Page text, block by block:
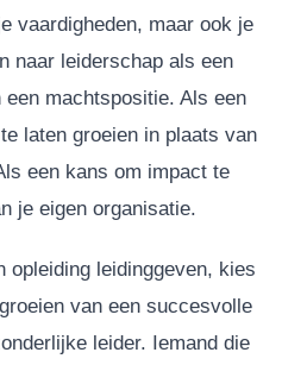
vaardigheden, maar ook je
naar leiderschap als een
machtspositie. Als een
laten groeien in plaats van
een kans om impact te
je eigen organisatie.
opleiding leidinggeven, kies
van een succesvolle
leider. Iemand die